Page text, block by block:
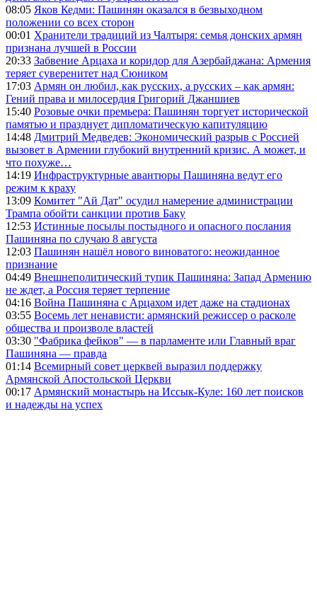
08:05 Яков Кедми: Пашинян оказался в безвыходном
положении со всех сторон
00:01 Хранители традиций из Чалтыря: семья донских армян
признана лучшей в России
20:33 Забвение Арцаха и коридор для Азербайджана: Армения
теряет суверенитет над Сюником
17:03 Армян он любил, как русских, а русских – как армян:
Гений права и милосердия Григорий Джаншиев
15:40 Розовые очки премьера: Пашинян торгует исторической
памятью и празднует дипломатическую капитуляцию
14:48 Дмитрий Медведев: Экономический разрыв с Россией
вызовет в Армении глубокий внутренний кризис. А может, и
что похуже…
14:19 Инфраструктурные авантюры Пашиняна ведут его
режим к краху
13:09 Комитет "Ай Дат" осудил намерение администрации
Трампа обойти санкции против Баку
12:53 Истинные посылы постыдного и опасного послания
Пашиняна по случаю 8 августа
12:03 Пашинян нашёл нового виноватого: неожиданное
признание
04:49 Внешнеполитический тупик Пашиняна: Запад Армению
не ждет, а Россия теряет терпение
04:16 Война Пашиняна с Арцахом идет даже на стадионах
03:55 Восемь лет ненависти: армянский режиссер о расколе
общества и произволе властей
03:30 "Фабрика фейков" — в парламенте или Главный враг
Пашиняна — правда
01:14 Всемирный совет церквей выразил поддержку
Армянской Апостольской Церкви
00:17 Армянский монастырь на Иссык-Куле: 160 лет поисков
и надежды на успех